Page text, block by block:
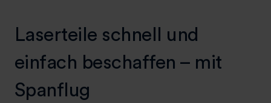
Laserteile schnell und
einfach beschaffen – mit
Spanflug